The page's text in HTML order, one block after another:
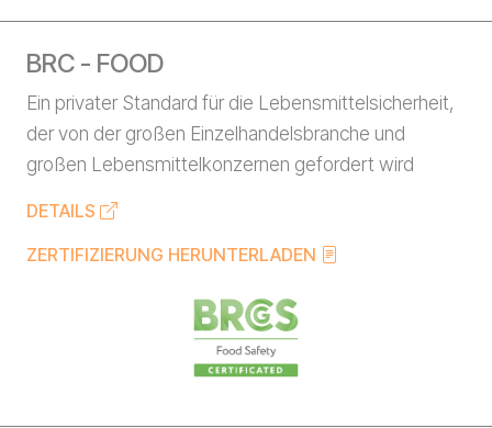
BRC - FOOD
Ein privater Standard für die Lebensmittelsicherheit,
der von der großen Einzelhandelsbranche und
großen Lebensmittelkonzernen gefordert wird
DETAILS
ZERTIFIZIERUNG HERUNTERLADEN